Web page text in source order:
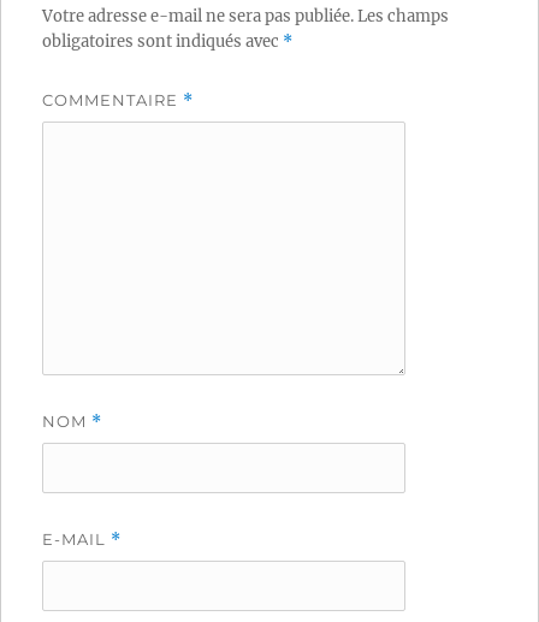
Votre adresse e-mail ne sera pas publiée.Les champs
obligatoires sont indiqués avec *
COMMENTAIRE *
NOM *
E-MAIL *